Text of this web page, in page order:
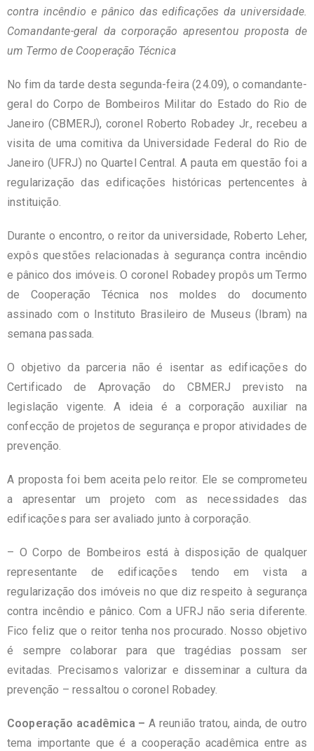
contra incêndio e pânico das edificações da universidade.
Comandante-geral da corporação apresentou proposta de
um Termo de Cooperação Técnica
No fim da tarde desta segunda-feira (24.09), o comandante-
geral do Corpo de Bombeiros Militar do Estado do Rio de
Janeiro (CBMERJ), coronel Roberto Robadey Jr., recebeu a
visita de uma comitiva da Universidade Federal do Rio de
Janeiro (UFRJ) no Quartel Central. A pauta em questão foi a
regularização das edificações históricas pertencentes à
instituição.
Durante o encontro, o reitor da universidade, Roberto Leher,
expôs questões relacionadas à segurança contra incêndio
e pânico dos imóveis. O coronel Robadey propôs um Termo
de Cooperação Técnica nos moldes do documento
assinado com o Instituto Brasileiro de Museus (Ibram) na
semana passada.
O objetivo da parceria não é isentar as edificações do
Certificado de Aprovação do CBMERJ previsto na
legislação vigente. A ideia é a corporação auxiliar na
confecção de projetos de segurança e propor atividades de
prevenção.
A proposta foi bem aceita pelo reitor. Ele se comprometeu
a apresentar um projeto com as necessidades das
edificações para ser avaliado junto à corporação.
– O Corpo de Bombeiros está à disposição de qualquer
representante de edificações tendo em vista a
regularização dos imóveis no que diz respeito à segurança
contra incêndio e pânico. Com a UFRJ não seria diferente.
Fico feliz que o reitor tenha nos procurado. Nosso objetivo
é sempre colaborar para que tragédias possam ser
evitadas. Precisamos valorizar e disseminar a cultura da
prevenção – ressaltou o coronel Robadey.
Cooperação acadêmica – A reunião tratou, ainda, de outro
tema importante que é a cooperação acadêmica entre as